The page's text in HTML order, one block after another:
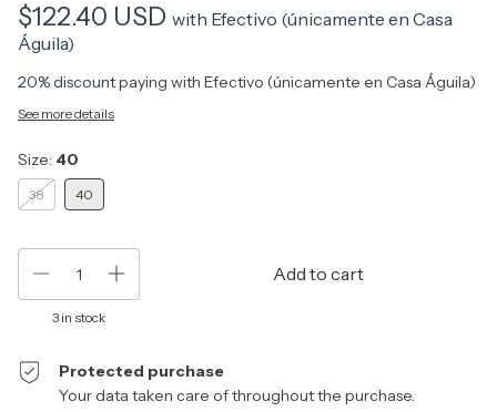
$122.40 USD with Efectivo (únicamente en Casa
Águila)
20% discountpaying with Efectivo (únicamente en Casa Águila)
See more details
Size: 40
38 40
3in stock
Protected purchase
Your data taken care of throughout the purchase.